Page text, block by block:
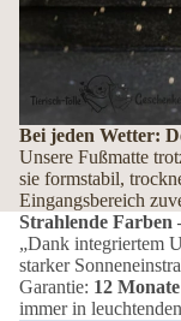
Bei jeden Wetter:
Unsere Fußmatte
sie formstabil,
Eingangsbereich
Strahlende Farben
„Dank integriertem
starker
Garantie: 12
immer in